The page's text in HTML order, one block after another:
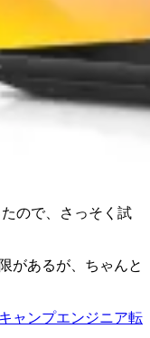
ので、さっそく試
があるが、ちゃんと
ャンプエンジニア転